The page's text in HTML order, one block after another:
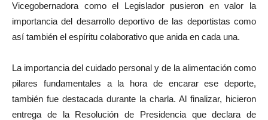
Vicegobernadora como el Legislador pusieron en valor la
importancia del desarrollo deportivo de las deportistas como
así también el espíritu colaborativo que anida en cada una.
La importancia del cuidado personal y de la alimentación como
pilares fundamentales a la hora de encarar ese deporte,
también fue destacada durante la charla. Al finalizar, hicieron
entrega de la Resolución de Presidencia que declara de